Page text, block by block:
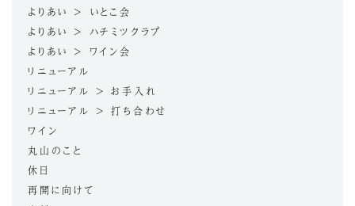
よりあい > いとこ会
よりあい > ハチミツクラブ
よりあい > ワイン会
リニューアル
リニューアル > お手入れ
リニューアル > 打ち合わせ
ワイン
丸山のこと
休日
再開に向けて